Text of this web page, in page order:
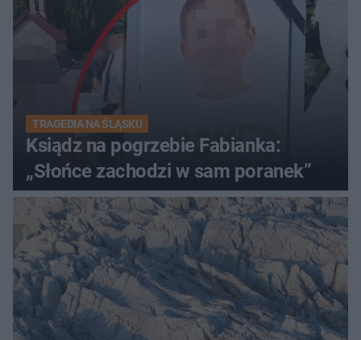
TRAGEDIA NA ŚLĄSKU
Ksiądz na pogrzebie Fabianka:
„Słońce zachodzi w sam poranek”